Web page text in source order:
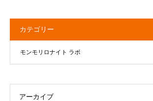
カテゴリー
モンモリロナイト ラボ
アーカイブ